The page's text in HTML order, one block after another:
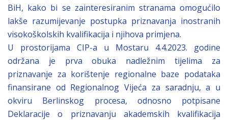
BiH, kako bi se zainteresiranim stranama omogućilo
lakše razumijevanje postupka priznavanja inostranih
visokoškolskih kvalifikacija i njihova primjena.
U prostorijama CIP-a u Mostaru 4.4.2023. godine
održana je prva obuka nadležnim tijelima za
priznavanje za korištenje regionalne baze podataka
finansirane od Regionalnog Vijeća za saradnju, a u
okviru Berlinskog procesa, odnosno potpisane
Deklaracije o priznavanju akademskih kvalifikacija